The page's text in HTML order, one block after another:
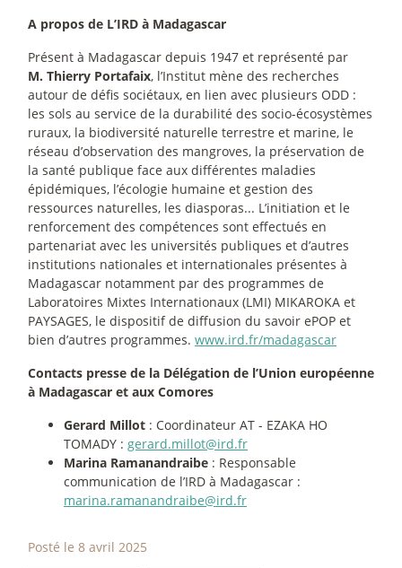
A propos de L’IRD à Madagascar
Présent à Madagascar depuis 1947 et représenté par
M. Thierry Portafaix, l’Institut mène des recherches
autour de défis sociétaux, en lien avec plusieurs ODD :
les sols au service de la durabilité des socio-écosystèmes
ruraux, la biodiversité naturelle terrestre et marine, le
réseau d’observation des mangroves, la préservation de
la santé publique face aux différentes maladies
épidémiques, l’écologie humaine et gestion des
ressources naturelles, les diasporas... L’initiation et le
renforcement des compétences sont effectués en
partenariat avec les universités publiques et d’autres
institutions nationales et internationales présentes à
Madagascar notamment par des programmes de
Laboratoires Mixtes Internationaux (LMI) MIKAROKA et
PAYSAGES, le dispositif de diffusion du savoir ePOP et
bien d’autres programmes. www.ird.fr/madagascar
Contacts presse de la Délégation de l’Union européenne
à Madagascar et aux Comores
Gerard Millot : Coordinateur AT - EZAKA HO
TOMADY : gerard.millot@ird.fr
Marina Ramanandraibe : Responsable
communication de l’IRD à Madagascar :
marina.ramanandraibe@ird.fr
Posté le 8 avril 2025